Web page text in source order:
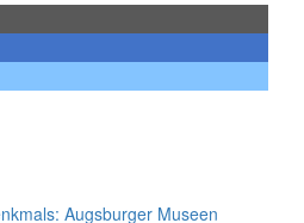
Augsburger Museen